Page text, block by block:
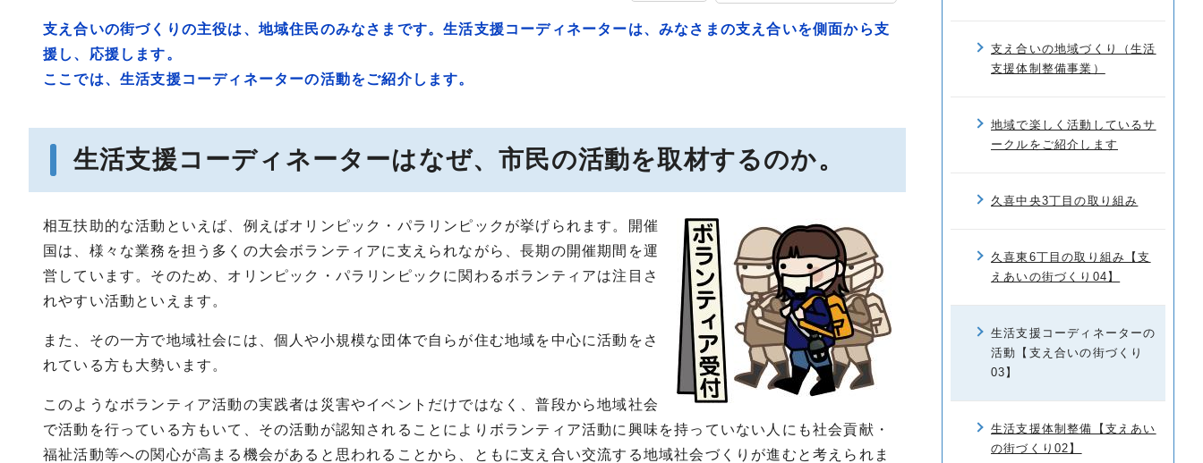
支え合いの街づくりの主役は、地域住民のみなさまです。生活支援コーディネーターは、みなさまの支え合いを側面から支
援し、応援します。
ここでは、生活支援コーディネーターの活動をご紹介します。
生活支援コーディネーターはなぜ、市民の活動を取材するのか。
相互扶助的な活動といえば、例えばオリンピック・パラリンピックが挙げられます。開催
国は、様々な業務を担う多くの大会ボランティアに支えられながら、長期の開催期間を運
営しています。そのため、オリンピック・パラリンピックに関わるボランティアは注目さ
れやすい活動といえます。
また、その一方で地域社会には、個人や小規模な団体で自らが住む地域を中心に活動をさ
れている方も大勢います。
このようなボランティア活動の実践者は災害やイベントだけではなく、普段から地域社会
で活動を行っている方もいて、その活動が認知されることによりボランティア活動に興味を持っていない人にも社会貢献・
福祉活動等への関心が高まる機会があると思われることから、ともに支え合い交流する地域社会づくりが進むと考えられま
支え合いの地域づくり（生活
支援体制整備事業）
地域で楽しく活動しているサ
ークルをご紹介します
久喜中央3丁目の取り組み
久喜東6丁目の取り組み【支
えあいの街づくり04】
生活支援コーディネーターの
活動【支え合いの街づくり
03】
生活支援体制整備【支えあい
の街づくり02】